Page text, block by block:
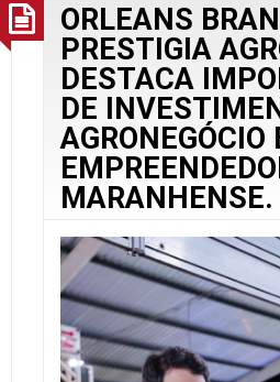
ORLEANS
PRESTIGIA
DESTACA
DE
AGRONEGÓCIO
MARANHENSE.